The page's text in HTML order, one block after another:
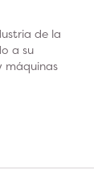
de la
a su
máquinas